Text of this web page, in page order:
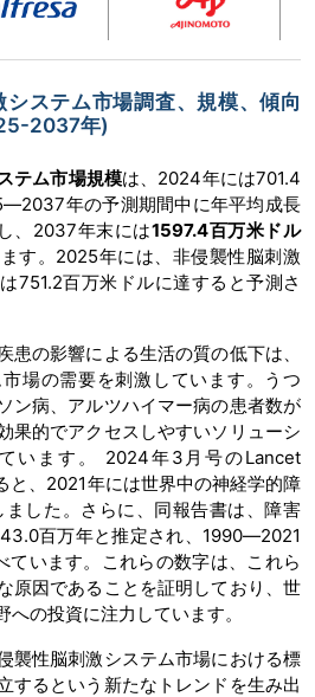
ステム市場調査、規模、傾向
2037年)
テム市場規模は、2024年には701.4
年の予測期間中に年平均成長
、2037年末には1597.4百万米ドル
す。2025年には、非侵襲性脳刺激
751.2百万米ドルに達すると予測さ
患の影響による生活の質の低下は、
場の需要を刺激しています。うつ
ン病、アルツハイマー病の患者数が
果的でアクセスしやすいソリューシ
います。 2024年3月号のLancet
、2021年には世界中の神経学的障
した。さらに、同報告書は、障害
百万年と推定され、1990―2021
ています。これらの数字は、これら
原因であることを証明しており、世
の投資に注力しています。
襲性脳刺激システム市場における標
するという新たなトレンドを生み出